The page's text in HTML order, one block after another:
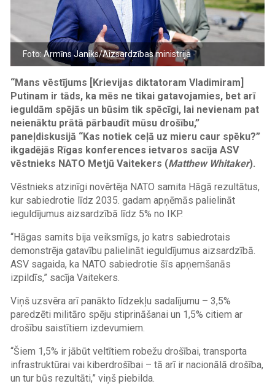
Foto: Armīns Janiks/Aizsardzības ministrija
“Mans vēstījums [Krievijas diktatoram Vladimiram]
Putinam ir tāds, ka mēs ne tikai gatavojamies, bet arī
ieguldām spējās un būsim tik spēcīgi, lai nevienam pat
neienāktu prātā pārbaudīt mūsu drošību,”
paneļdiskusijā “Kas notiek ceļā uz mieru caur spēku?”
ikgadējās Rīgas konferences ietvaros sacīja ASV
vēstnieks NATO Metjū Vaitekers (Matthew Whitaker).
Vēstnieks atzinīgi novērtēja NATO samita Hāgā rezultātus,
kur sabiedrotie līdz 2035. gadam apņēmās palielināt
ieguldījumus aizsardzībā līdz 5% no IKP.
“Hāgas samits bija veiksmīgs, jo katrs sabiedrotais
demonstrēja gatavību palielināt ieguldījumus aizsardzībā.
ASV sagaida, ka NATO sabiedrotie šīs apņemšanās
izpildīs,” sacīja Vaitekers.
Viņš uzsvēra arī panākto līdzekļu sadalījumu – 3,5%
paredzēti militāro spēju stiprināšanai un 1,5% citiem ar
drošību saistītiem izdevumiem.
“Šiem 1,5% ir jābūt veltītiem robežu drošībai, transporta
infrastruktūrai vai kiberdrošībai – tā arī ir nacionālā drošība,
un tur būs rezultāti,” viņš piebilda.